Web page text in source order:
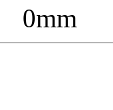
0mm